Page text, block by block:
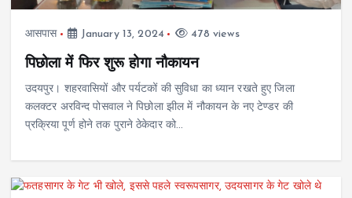
आसपास January 13, 2024 478 views
पिछोला में फिर शुरू होगा नौकायन
उदयपुर। शहरवासियों और पर्यटकों की सुविधा का ध्यान रखते हुए जिला
कलक्टर अरविन्द पोसवाल ने पिछोला झील में नौकायन के नए टेण्डर की
प्रक्रिया पूर्ण होने तक पुराने ठेकेदार को…